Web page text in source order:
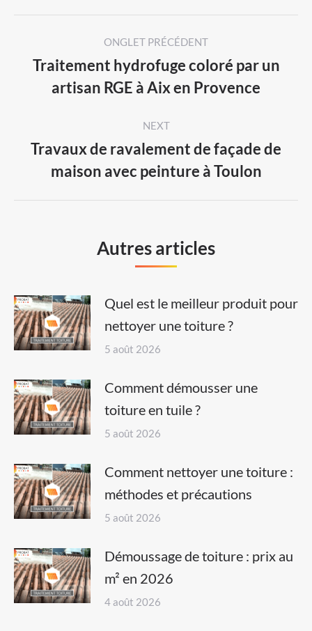
navigation
ONGLET PRÉCÉDENT
Previous
post:
Traitement hydrofuge coloré par un
artisan RGE à Aix en Provence
NEXT
Next
post:
Travaux de ravalement de façade de
maison avec peinture à Toulon
Autres articles
Quel est le meilleur produit pour
nettoyer une toiture ?
5 août 2026
Comment démousser une
toiture en tuile ?
5 août 2026
Comment nettoyer une toiture :
méthodes et précautions
5 août 2026
Démoussage de toiture : prix au
m² en 2026
4 août 2026